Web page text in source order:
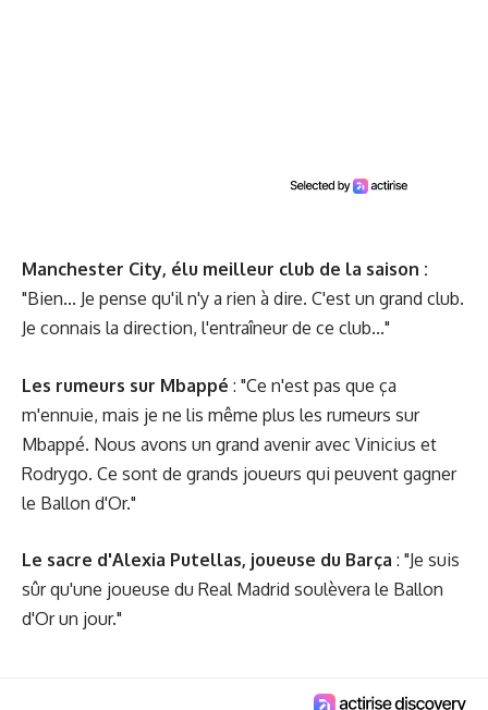
Manchester City, élu meilleur club de la saison :
"Bien... Je pense qu'il n'y a rien à dire. C'est un grand club.
Je connais la direction, l'entraîneur de ce club..."
Les rumeurs sur Mbappé : "Ce n'est pas que ça
m'ennuie, mais je ne lis même plus les rumeurs sur
Mbappé. Nous avons un grand avenir avec Vinicius et
Rodrygo. Ce sont de grands joueurs qui peuvent gagner
le Ballon d'Or."
Le sacre d'Alexia Putellas, joueuse du Barça : "Je suis
sûr qu'une joueuse du Real Madrid soulèvera le Ballon
d'Or un jour."